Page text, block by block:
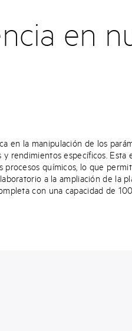
en
en la manipulación de los
y rendimientos específicos.
procesos químicos, lo que
a la ampliación de la
con una capacidad de